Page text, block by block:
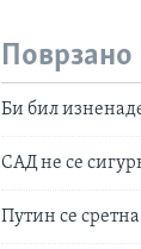
Поврзано
Би бил
САД не се
Путин се